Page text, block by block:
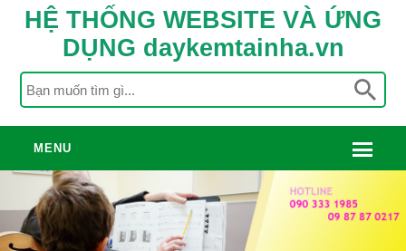
HỆ THỐNG WEBSITE VÀ ỨNG
DỤNG daykemtainha.vn
MENU